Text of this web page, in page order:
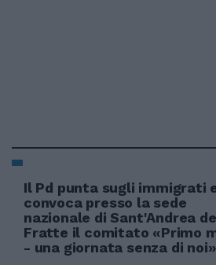
Il Pd punta sugli immigrati
convoca presso la sede
nazionale di Sant'Andrea
Fratte il comitato «Primo
- una giornata senza di